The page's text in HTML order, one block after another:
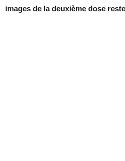
images de la deuxième dose